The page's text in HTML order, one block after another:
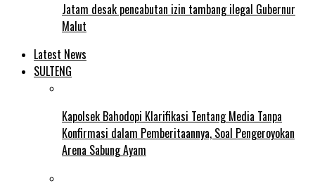
Jatam desak pencabutan izin tambang ilegal Gubernur
Malut
Latest News
SULTENG
Kapolsek Bahodopi Klarifikasi Tentang Media Tanpa
Konfirmasi dalam Pemberitaannya, Soal Pengeroyokan
Arena Sabung Ayam